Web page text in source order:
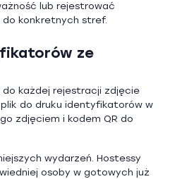
lub rejestrować
konkretnych stref.
ze
do każdej rejestracji zdjęcie
do druku identyfikatorów w
zdjęciem i kodem QR do
wydarzeń. Hostessy
osoby w gotowych już